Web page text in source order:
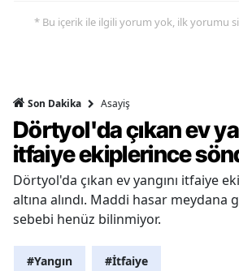
* Bu içerik ile ilgili yorum yok, ilk yorumu
Son Dakika Asayiş
Dörtyol'da çıkan ev
itfaiye ekiplerince
Dörtyol'da çıkan ev yangını itfaiye
altına alındı. Maddi hasar meydana
sebebi henüz bilinmiyor.
#Yangın #İtfaiye